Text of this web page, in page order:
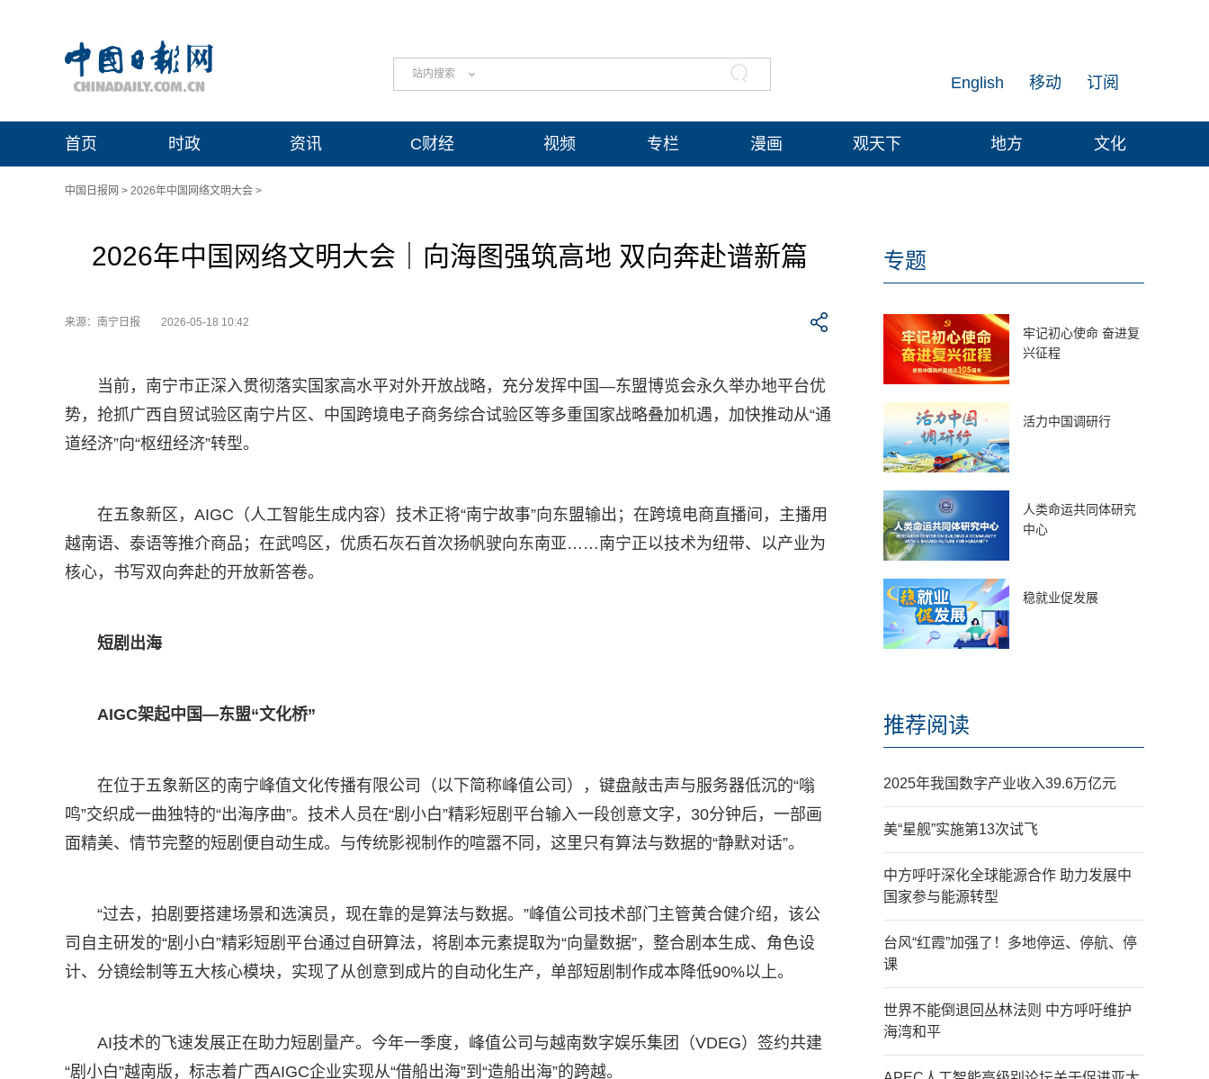
站内搜索 订阅
移动
English
首页 时政 资讯 C财经 视频 专栏 漫画 观天下 地方 文化
中国日报网 > 2026年中国网络文明大会 >
2026年中国网络文明大会｜向海图强筑高地 双向奔赴谱新篇
来源：南宁日报 2026-05-18 10:42
当前，南宁市正深入贯彻落实国家高水平对外开放战略，充分发挥中国—东盟博览会永久举办地平台优
势，抢抓广西自贸试验区南宁片区、中国跨境电子商务综合试验区等多重国家战略叠加机遇，加快推动从“通
道经济”向“枢纽经济”转型。
在五象新区，AIGC（人工智能生成内容）技术正将“南宁故事”向东盟输出；在跨境电商直播间，主播用
越南语、泰语等推介商品；在武鸣区，优质石灰石首次扬帆驶向东南亚……南宁正以技术为纽带、以产业为
核心，书写双向奔赴的开放新答卷。
短剧出海
AIGC架起中国—东盟“文化桥”
在位于五象新区的南宁峰值文化传播有限公司（以下简称峰值公司），键盘敲击声与服务器低沉的“嗡
鸣”交织成一曲独特的“出海序曲”。技术人员在“剧小白”精彩短剧平台输入一段创意文字，30分钟后，一部画
面精美、情节完整的短剧便自动生成。与传统影视制作的喧嚣不同，这里只有算法与数据的“静默对话”。
“过去，拍剧要搭建场景和选演员，现在靠的是算法与数据。”峰值公司技术部门主管黄合健介绍，该公
司自主研发的“剧小白”精彩短剧平台通过自研算法，将剧本元素提取为“向量数据”，整合剧本生成、角色设
计、分镜绘制等五大核心模块，实现了从创意到成片的自动化生产，单部短剧制作成本降低90%以上。
AI技术的飞速发展正在助力短剧量产。今年一季度，峰值公司与越南数字娱乐集团（VDEG）签约共建
“剧小白”越南版，标志着广西AIGC企业实现从“借船出海”到“造船出海”的跨越。
专题
牢记初心使命 奋进复
兴征程
活力中国调研行
人类命运共同体研究
中心
稳就业促发展
推荐阅读
2025年我国数字产业收入39.6万亿元
美“星舰”实施第13次试飞
中方呼吁深化全球能源合作 助力发展中
国家参与能源转型
台风“红霞”加强了！多地停运、停航、停
课
世界不能倒退回丛林法则 中方呼吁维护
海湾和平